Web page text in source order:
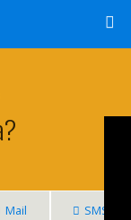
Mail SMS